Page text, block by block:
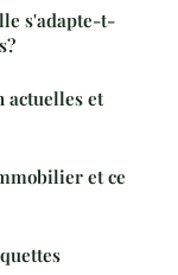
s'adapte-t-
actuelles et
et ce